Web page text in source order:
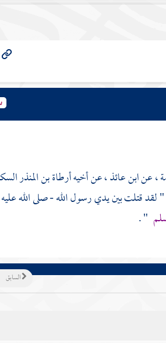
، عنابن عائذ، عن أخيهأرطاة بن المنذر
: " لقد قتلت بين يدي رسول الله - صلى الله
" .
السابق